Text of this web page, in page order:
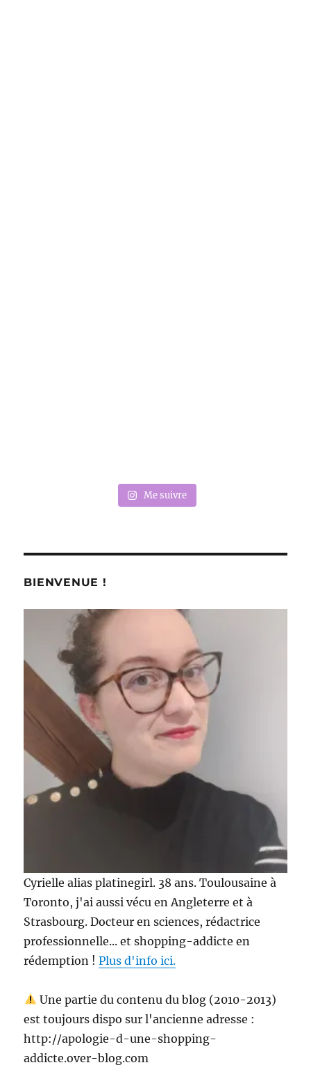
Me suivre
BIENVENUE !
Cyrielle alias platinegirl. 38 ans. Toulousaine à
Toronto, j'ai aussi vécu en Angleterre et à
Strasbourg. Docteur en sciences, rédactrice
professionnelle... et shopping-addicte en
rédemption !Plus d'info ici.
Une partie du contenu du blog (2010-2013)
est toujours dispo sur l'ancienne adresse :
http://apologie-d-une-shopping-
addicte.over-blog.com